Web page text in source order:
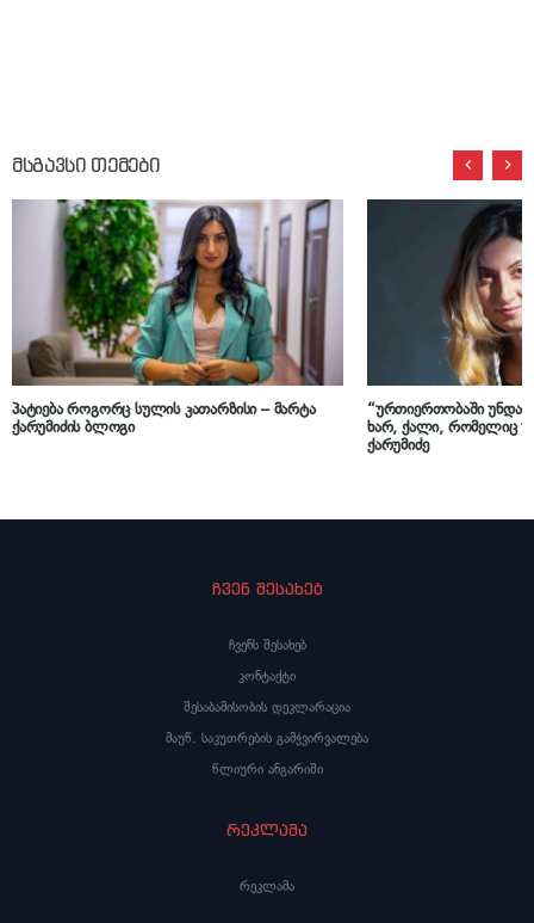
მსგავსი თემები
პატიება როგორც სულის კათარზისი – მარტა
ქარუმიძის ბლოგი
“ურთიერთობაში უნდა
ხარ, ქალი, რომელიც
ქარუმიძე
ჩვენ შესახებ
ჩვენს შესახებ
კონტაქტი
შესაბამისობის დეკლარაცია
მაუწ. საკუთრების გამჭვირვალება
წლიური ანგარიში
რეკლამა
რეკლამა